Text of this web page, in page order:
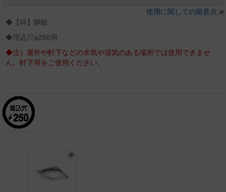
使用に関しての留意点
◆【枠】鋼板
◆埋込穴φ250用
◆注）屋外や軒下などの水気や湿気のある場所では使用できませ
ん。軒下用をご使用ください。